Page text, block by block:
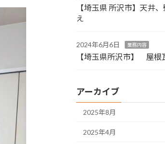
【埼玉県 所沢市】天井
え
2024年6月6日 業務内容
【埼玉県所沢市】 屋根
アーカイブ
2025年8月
2025年4月